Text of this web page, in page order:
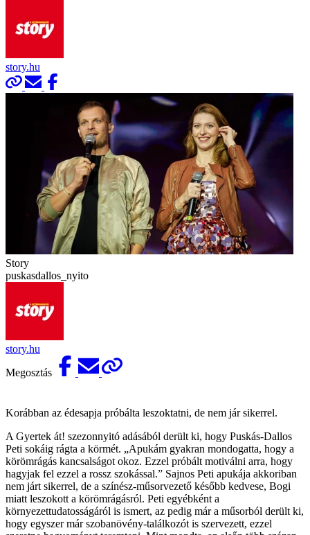
story.hu
Story
puskasdallos_nyito
story.hu
Megosztás
Korábban az édesapja próbálta leszoktatni, de nem jár sikerrel.
A Gyertek át! szezonnyitó adásából derült ki, hogy Puskás-Dallos
Peti sokáig rágta a körmét. „Apukám gyakran mondogatta, hogy a
körömrágás kancsalságot okoz. Ezzel próbált motiválni arra, hogy
hagyjak fel ezzel a rossz szokással.” Sajnos Peti apukája akkoriban
nem járt sikerrel, de a színész-műsorvezető később kedvese, Bogi
miatt leszokott a körömrágásról. Peti egyébként a
környezettudatosságáról is ismert, az pedig már a műsorból derült ki,
hogy egyszer már szoba­növény-találkozót is szervezett, ezzel